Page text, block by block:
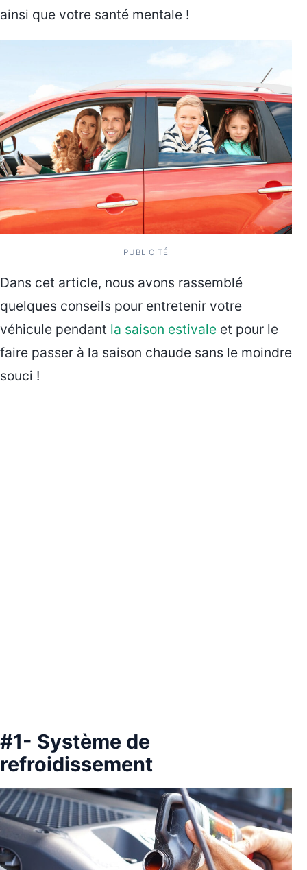
ainsi que votre santé mentale !
PUBLICITÉ
Dans cet article, nous avons rassemblé
quelques conseils pour entretenir votre
véhicule pendant la saison estivale et pour le
faire passer à la saison chaude sans le moindre
souci !
#1- Système de
refroidissement